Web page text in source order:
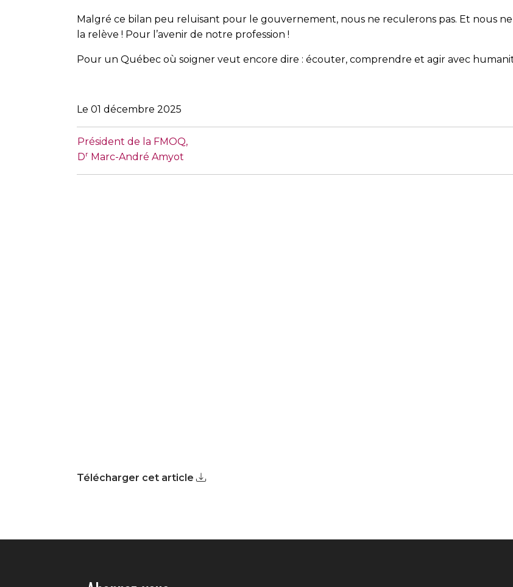
Malgré ce bilan peu reluisant pour le gouvernement, nous ne reculerons pas. Et nous
la relève ! Pour l’avenir de notre profession !
Pour un Québec où soigner veut encore dire : écouter, comprendre et agir avec
Le 01 décembre 2025
Président de la FMOQ,
Dr Marc-André Amyot
Télécharger cet article